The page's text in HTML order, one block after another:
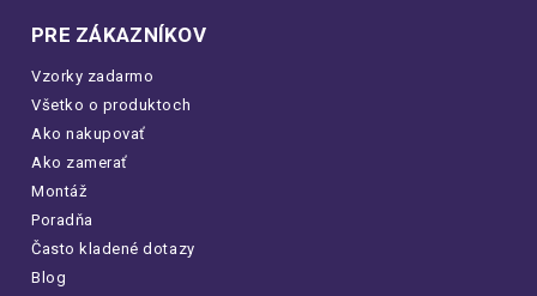
PRE ZÁKAZNÍKOV
Vzorky zadarmo
Všetko o produktoch
Ako nakupovať
Ako zamerať
Montáž
Poradňa
Často kladené dotazy
Blog